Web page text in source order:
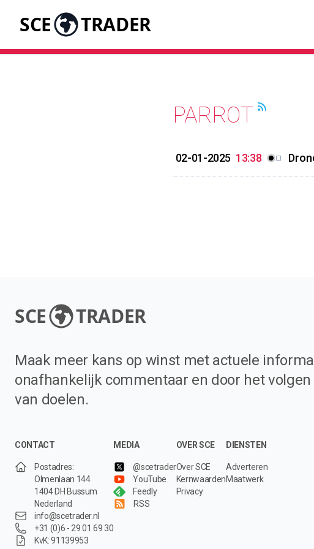
SCE TRADER
PARROT
02-01-2025 13:38
SCE TRADER
Maak meer kans op winst met actuele
onafhankelijk commentaar en door het volgen
van doelen.
CONTACT
Postadres:
Olmenlaan 144
1404 DH Bussum
Nederland
info@scetrader.nl
+31 (0)6 - 29 01 69 30
KvK: 91139953
MEDIA
@scetrader
YouTube
Feedly
RSS
OVER SCE
Over SCE
Kernwaarden
Privacy
DIENSTEN
Adverteren
Maatwerk